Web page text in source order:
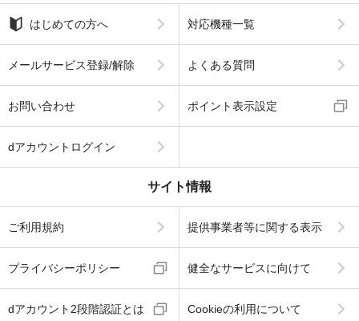
はじめての方へ 対応機種一覧
メールサービス登録/解除 よくある質問
お問い合わせ ポイント表示設定
dアカウントログイン
サイト情報
ご利用規約 提供事業者等に関する表示
プライバシーポリシー 健全なサービスに向けて
dアカウント2段階認証とは Cookieの利用について